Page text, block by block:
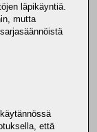
läpikäyntiä.
mutta
että